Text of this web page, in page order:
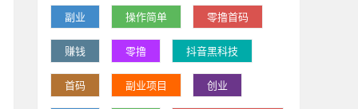
副业 操作简单 零撸首码
赚钱 零撸 抖音黑科技
首码 副业项目 创业